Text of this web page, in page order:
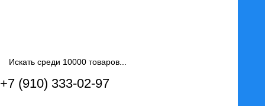
+7 (910) 333-02-97